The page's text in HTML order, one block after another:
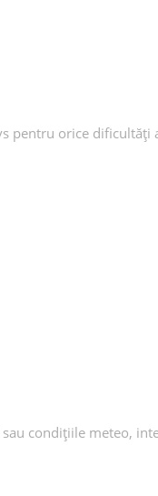
pentru orice
condițiile meteo,